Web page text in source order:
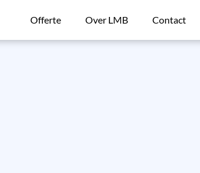
Offerte Over LMB Contact